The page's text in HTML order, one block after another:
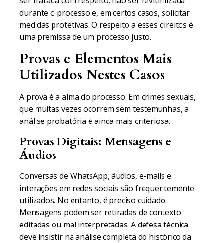
durante o processo e, em certos casos, solicitar
medidas protetivas. O respeito a esses direitos é
uma premissa de um processo justo.
Provas e Elementos Mais
Utilizados Nestes Casos
A prova é a alma do processo. Em crimes sexuais,
que muitas vezes ocorrem sem testemunhas, a
análise probatória é ainda mais criteriosa.
Provas Digitais: Mensagens e
Áudios
Conversas de WhatsApp, áudios, e-mails e
interações em redes sociais são frequentemente
utilizados. No entanto, é preciso cuidado.
Mensagens podem ser retiradas de contexto,
editadas ou mal interpretadas. A defesa técnica
deve insistir na análise completa do histórico da